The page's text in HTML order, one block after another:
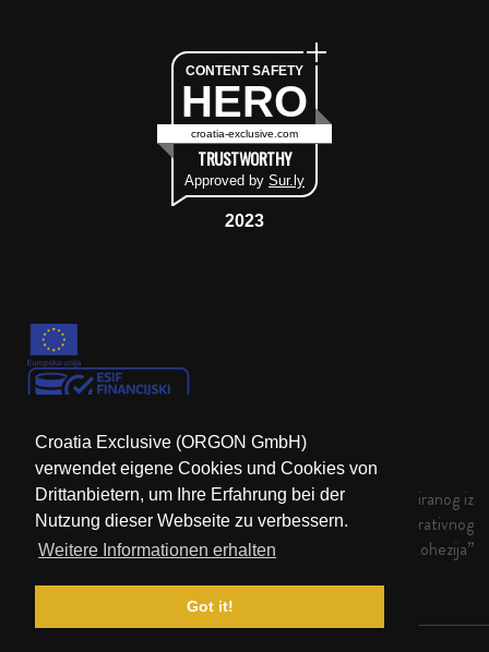
Croatia Exclusive (ORGON GmbH)
verwendet eigene Cookies und Cookies von
Drittanbietern, um Ihre Erfahrung bei der
Nutzung dieser Webseite zu verbessern.
Weitere Informationen erhalten
Got it!
CONTENT SAFETY
HERO
croatia-exclusive.com
TRUSTWORTHY
Approved by Sur.ly
2023
Krajnji primatelj financijskog instrumenta sufinanciranog iz
Europskog fonda za regionalni razvoj u sklopu Operativnog
programa „Konkurentnost i kohezija”